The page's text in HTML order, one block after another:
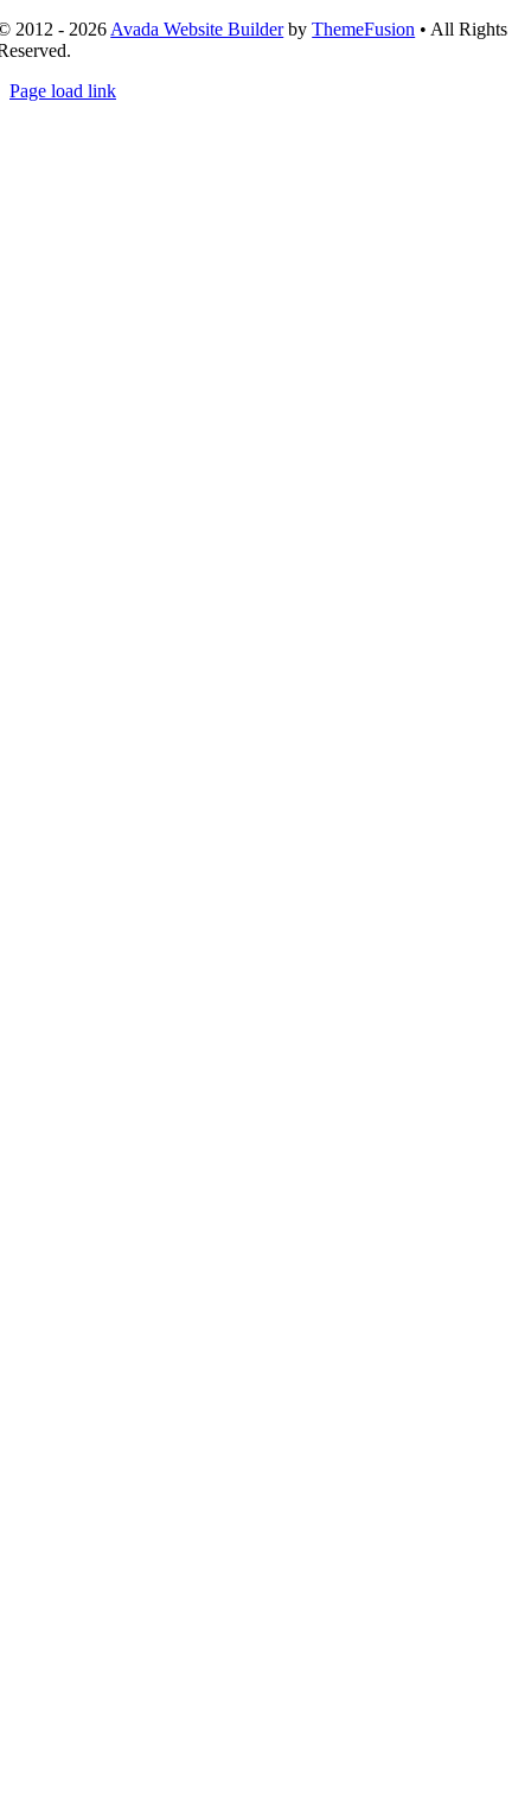
2012 - 2026 Avada Website BuilderbyThemeFusion • All Rights
Page load link